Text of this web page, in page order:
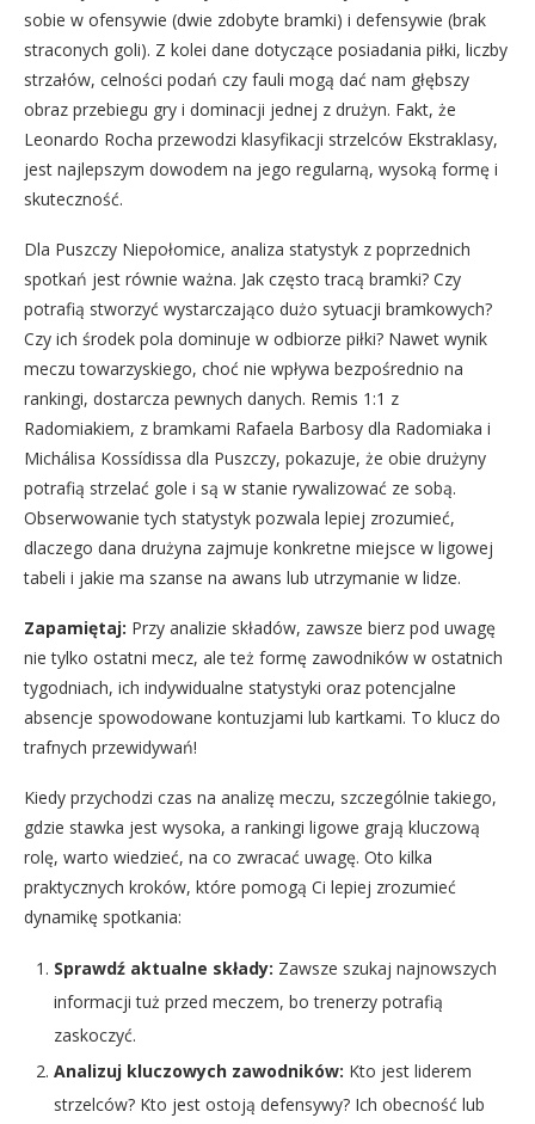
sobie w ofensywie (dwie zdobyte bramki) i defensywie (brak
straconych goli). Z kolei dane dotyczące posiadania piłki, liczby
strzałów, celności podań czy fauli mogą dać nam głębszy
obraz przebiegu gry i dominacji jednej z drużyn. Fakt, że
Leonardo Rocha przewodzi klasyfikacji strzelców Ekstraklasy,
jest najlepszym dowodem na jego regularną, wysoką formę i
skuteczność.
Dla Puszczy Niepołomice, analiza statystyk z poprzednich
spotkań jest równie ważna. Jak często tracą bramki? Czy
potrafią stworzyć wystarczająco dużo sytuacji bramkowych?
Czy ich środek pola dominuje w odbiorze piłki? Nawet wynik
meczu towarzyskiego, choć nie wpływa bezpośrednio na
rankingi, dostarcza pewnych danych. Remis 1:1 z
Radomiakiem, z bramkami Rafaela Barbosy dla Radomiaka i
Michálisa Kossídissa dla Puszczy, pokazuje, że obie drużyny
potrafią strzelać gole i są w stanie rywalizować ze sobą.
Obserwowanie tych statystyk pozwala lepiej zrozumieć,
dlaczego dana drużyna zajmuje konkretne miejsce w ligowej
tabeli i jakie ma szanse na awans lub utrzymanie w lidze.
Zapamiętaj: Przy analizie składów, zawsze bierz pod uwagę
nie tylko ostatni mecz, ale też formę zawodników w ostatnich
tygodniach, ich indywidualne statystyki oraz potencjalne
absencje spowodowane kontuzjami lub kartkami. To klucz do
trafnych przewidywań!
Kiedy przychodzi czas na analizę meczu, szczególnie takiego,
gdzie stawka jest wysoka, a rankingi ligowe grają kluczową
rolę, warto wiedzieć, na co zwracać uwagę. Oto kilka
praktycznych kroków, które pomogą Ci lepiej zrozumieć
dynamikę spotkania:
Sprawdź aktualne składy: Zawsze szukaj najnowszych
informacji tuż przed meczem, bo trenerzy potrafią
zaskoczyć.
Analizuj kluczowych zawodników: Kto jest liderem
strzelców? Kto jest ostoją defensywy? Ich obecność lub